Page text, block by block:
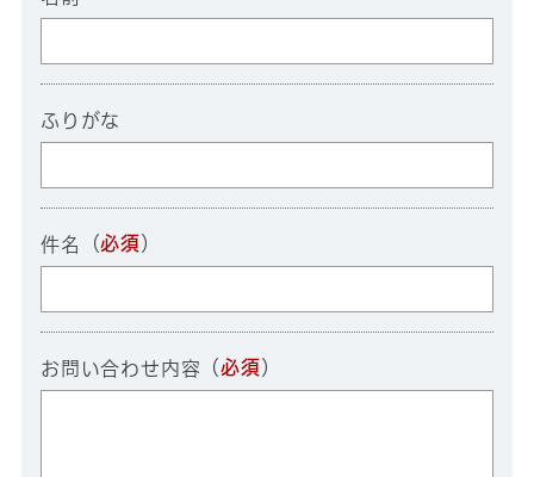
ふりがな
件名 （必須 ）
お問い合わせ内容 （必須 ）